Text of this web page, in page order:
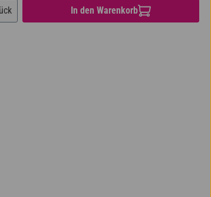
den gewünschten Wert ein oder
In den Warenkorb